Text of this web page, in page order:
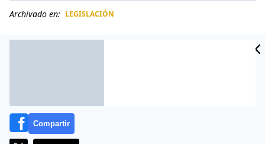
Archivado en: LEGISLACIÓN
Compartir